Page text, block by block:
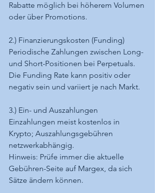
Rabatte möglich bei höherem Volumen
oder über Promotions.
2.) Finanzierungskosten (Funding)
Periodische Zahlungen zwischen Long-
und Short-Positionen bei Perpetuals.
Die Funding Rate kann positiv oder
negativ sein und variiert je nach Markt.
3.) Ein- und Auszahlungen
Einzahlungen meist kostenlos in
Krypto; Auszahlungsgebühren
netzwerkabhängig.
Hinweis: Prüfe immer die aktuelle
Gebühren-Seite auf Margex, da sich
Sätze ändern können.